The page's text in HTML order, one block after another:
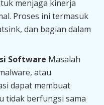
menjaga kinerja
Proses ini termasuk
dan bagian dalam
Software Masalah
atau
dapat membuat
tidak berfungsi sama